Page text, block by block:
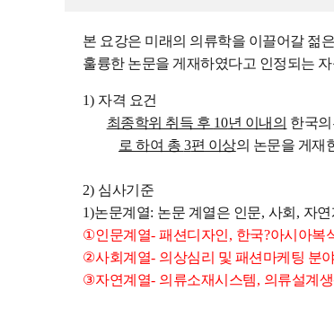
본 요강은 미래의 의류학을 이끌어갈 젊
훌륭한 논문을 게재하였다고 인정되는
1) 자격 요건
최종학위 취득 후 10년 이내의 한국
로 하여 총 3편 이상의 논문을 게재
2) 심사기준
1)논문계열: 논문 계열은 인문, 사회 , 자
①인문계열-패션디자인, 한국?아시아복
②사회계열- 의상심리 및 패션마케팅 분
③자연계열- 의류소재시스템, 의류설계